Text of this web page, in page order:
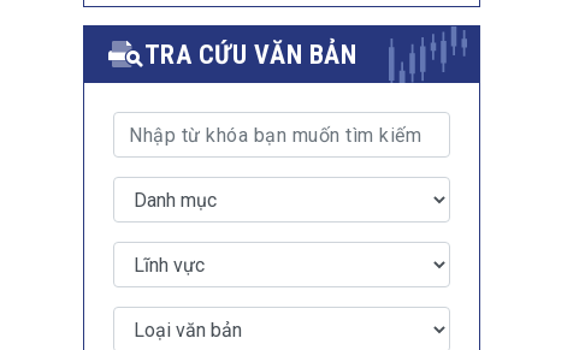
TRA CỨU VĂN BẢN